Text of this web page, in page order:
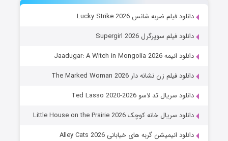
دانلود فیلم ضربه شانس Lucky Strike 2026
دانلود فیلم سوپرگرل Supergirl 2026
دانلود انیمه Jaadugar: A Witch in Mongolia 2026
دانلود فیلم زن نشانه دار The Marked Woman 2026
دانلود سریال تد لاسو Ted Lasso 2020-2026
دانلود سریال خانه کوچک Little House on the Prairie 2026
دانلود انیمیشن گربه های خیابانی Alley Cats 2026